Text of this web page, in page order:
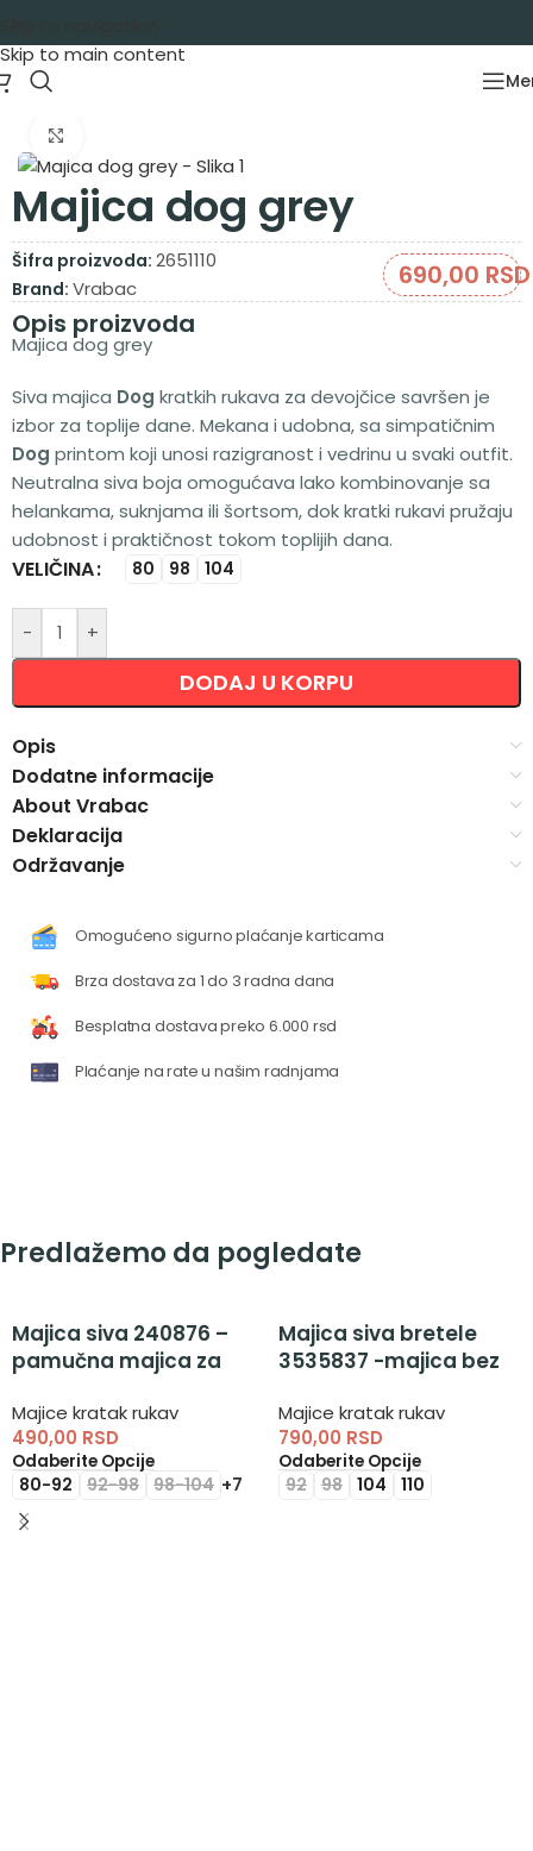
Skip to main content
Majica dog grey
Šifra proizvoda: 2651110
Brand: Vrabac 690,00 RSD
Opis proizvoda
Majica dog grey
Siva majica Dog kratkih rukava za devojčice savršen je
izbor za toplije dane. Mekana i udobna, sa simpatičnim
Dog printom koji unosi razigranost i vedrinu u svaki outfit.
Neutralna siva boja omogućava lako kombinovanje sa
helankama, suknjama ili šortsom, dok kratki rukavi pružaju
udobnost i praktičnost tokom toplijih dana.
VELIČINA 80 98 104
- +
DODAJ U KORPU
Alternative:
Opis
Dodatne informacije
About Vrabac
Deklaracija
Održavanje
Omogućeno sigurno plaćanje karticama
Brza dostava za 1 do 3 radna dana
Besplatna dostava preko 6.000 rsd
Plaćanje na rate u našim radnjama
Predlažemo da pogledate
Majica siva 240876 –
pamučna majica za
Majice kratak rukav
490,00 RSD
Odaberite Opcije
80-92 92-98 98-104 +7
Majica siva bretele
3535837 -majica bez
Majice kratak rukav
790,00 RSD
Odaberite Opcije
92 98 104 110